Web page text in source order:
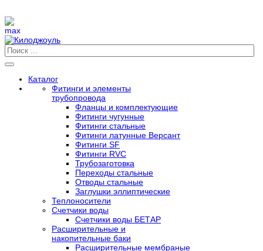
Каталог
Фитинги и элементы
трубопровода
Фланцы и комплектующие
Фитинги чугунные
Фитинги стальные
Фитинги латунные Версант
Фитинги SF
Фитинги RVC
Трубозаготовка
Переходы стальные
Отводы стальные
Заглушки эллиптические
Теплоносители
Счетчики воды
Счетчики воды БЕТАР
Расширительные и
накопительные баки
Расширительные мембраные